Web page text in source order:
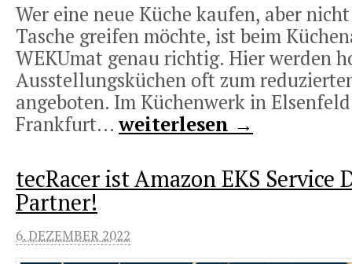
Wer eine neue Küche kaufen, aber
Tasche greifen möchte, ist beim
WEKUmat genau richtig. Hier werden
Ausstellungsküchen oft zum
angeboten. Im Küchenwerk in
Frankfurt... weiterlesen →
tecRacer ist Amazon EKS Service
Partner!
6. DEZEMBER 2022